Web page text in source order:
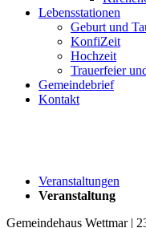
Lebensstationen
Geburt und
KonfiZeit
Hochzeit
Trauerfeier
Gemeindebrief
Kontakt
Veranstaltungen
Veranstaltung
Gemeindehaus Wettmar |